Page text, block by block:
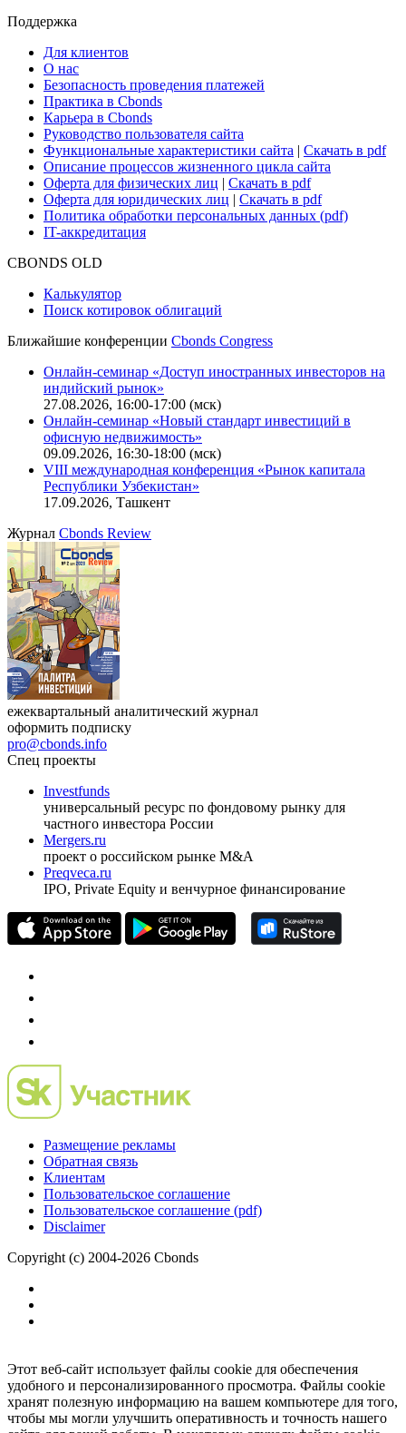
Для клиентов
О нас
Безопасность проведения платежей
Практика в Cbonds
Карьера в Cbonds
Руководство пользователя сайта
Функциональные характеристики сайта |Скачать в pdf
Описание процессов жизненного цикла сайта
Оферта для физических лиц| Скачать в pdf
Оферта для юридических лиц|Скачать в pdf
Политика обработки персональных данных (pdf)
Калькулятор
Онлайн-семинар «Доступ иностранных инвесторов на
индийский рынок»
27.08.2026, 16:00-17:00 (мск)
Онлайн-семинар «Новый стандарт инвестиций в
офисную недвижимость»
09.09.2026, 16:30-18:00 (мск)
VIII международная конференция «Рынок капитала
Республики Узбекистан»
ЖурналCbonds Review
ежеквартальный аналитический журнал
оформить подписку
pro@cbonds.info
Investfunds
универсальный ресурс по фондовому рынку для
частного инвестора России
Mergers.ru
проект о российском рынке M&A
Preqveca.ru
Размещение рекламы
Обратная связь
Клиентам
Пользовательское соглашение
Пользовательское соглашение (pdf)
Этот веб-сайт использует файлы cookie для обеспечения
удобного и персонализированного просмотра. Файлы cookie
хранят полезную информацию на вашем компьютере для того,